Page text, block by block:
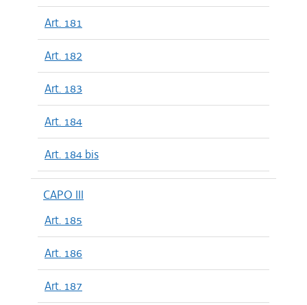
Art. 181
Art. 182
Art. 183
Art. 184
Art. 184 bis
CAPO III
Art. 185
Art. 186
Art. 187